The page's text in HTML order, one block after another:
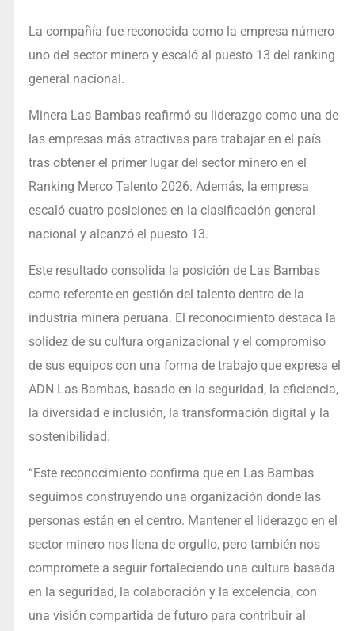
La compañía fue reconocida como la empresa número
uno del sector minero y escaló al puesto 13 del ranking
general nacional.
Minera Las Bambas reafirmó su liderazgo como una de
las empresas más atractivas para trabajar en el país
tras obtener el primer lugar del sector minero en el
Ranking Merco Talento 2026. Además, la empresa
escaló cuatro posiciones en la clasificación general
nacional y alcanzó el puesto 13.
Este resultado consolida la posición de Las Bambas
como referente en gestión del talento dentro de la
industria minera peruana. El reconocimiento destaca la
solidez de su cultura organizacional y el compromiso
de sus equipos con una forma de trabajo que expresa el
ADN Las Bambas, basado en la seguridad, la eficiencia,
la diversidad e inclusión, la transformación digital y la
sostenibilidad.
“Este reconocimiento confirma que en Las Bambas
seguimos construyendo una organización donde las
personas están en el centro. Mantener el liderazgo en el
sector minero nos llena de orgullo, pero también nos
compromete a seguir fortaleciendo una cultura basada
en la seguridad, la colaboración y la excelencia, con
una visión compartida de futuro para contribuir al